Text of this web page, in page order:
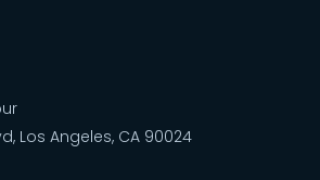
Los Angeles, CA 90024